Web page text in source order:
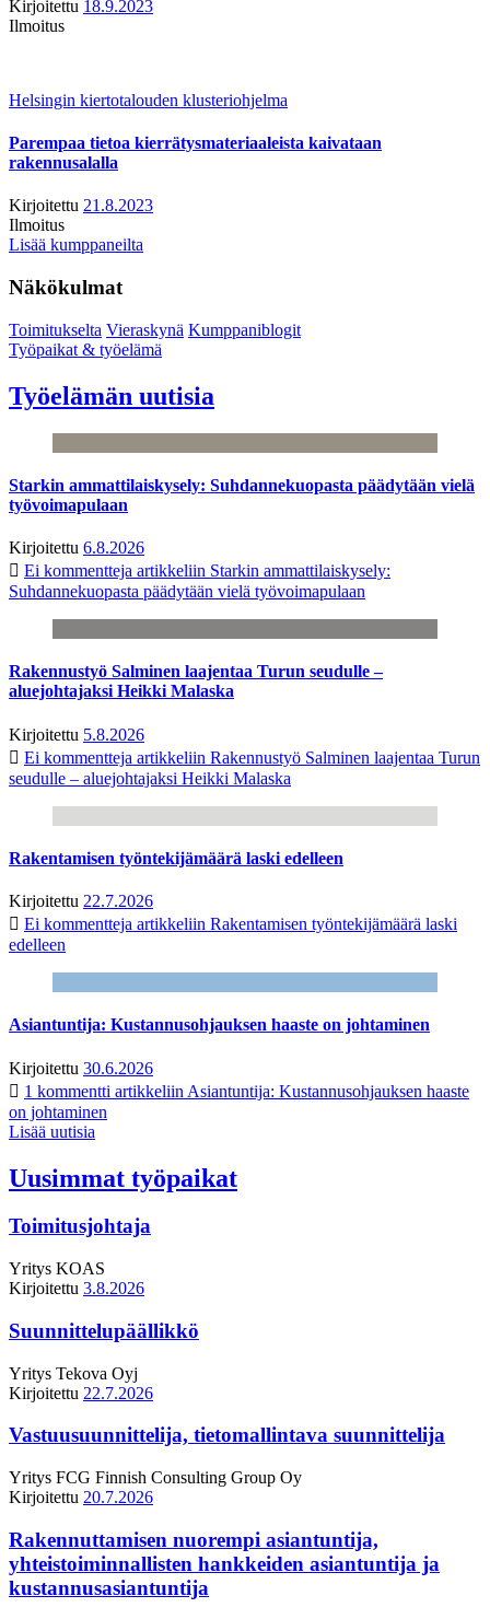
Kirjoitettu 18.9.2023
Ilmoitus
Helsingin kiertotalouden klusteriohjelma
Parempaa tietoa kierrätysmateriaaleista kaivataan
rakennusalalla
Kirjoitettu 21.8.2023
Ilmoitus
Lisää kumppaneilta
Näkökulmat
Toimitukselta Vieraskynä Kumppaniblogit
Työpaikat & työelämä
Työelämän uutisia
Starkin ammattilaiskysely: Suhdannekuopasta päädytään vielä
työvoimapulaan
Kirjoitettu 6.8.2026
Ei kommentteja artikkeliin Starkin ammattilaiskysely:
Suhdannekuopasta päädytään vielä työvoimapulaan
Rakennustyö Salminen laajentaa Turun seudulle –
aluejohtajaksi Heikki Malaska
Kirjoitettu 5.8.2026
Ei kommentteja artikkeliin Rakennustyö Salminen laajentaa Turun
seudulle – aluejohtajaksi Heikki Malaska
Rakentamisen työntekijämäärä laski edelleen
Kirjoitettu 22.7.2026
Ei kommentteja artikkeliin Rakentamisen työntekijämäärä laski
edelleen
Asiantuntija: Kustannusohjauksen haaste on johtaminen
Kirjoitettu 30.6.2026
1 kommentti artikkeliin Asiantuntija: Kustannusohjauksen haaste
on johtaminen
Lisää uutisia
Uusimmat työpaikat
Toimitusjohtaja
Yritys KOAS
Kirjoitettu 3.8.2026
Suunnittelupäällikkö
Yritys Tekova Oyj
Kirjoitettu 22.7.2026
Vastuusuunnittelija, tietomallintava suunnittelija
Yritys FCG Finnish Consulting Group Oy
Kirjoitettu 20.7.2026
Rakennuttamisen nuorempi asiantuntija,
yhteistoiminnallisten hankkeiden asiantuntija ja
kustannusasiantuntija